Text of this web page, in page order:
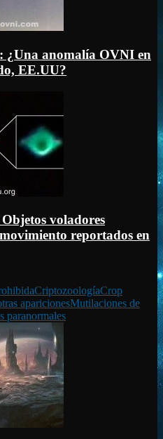
¿Una anomalía OVNI en
EE.UU?
voladores
reportados en
CriptozoologíaCrop
aparicionesMutilaciones de
paranormales